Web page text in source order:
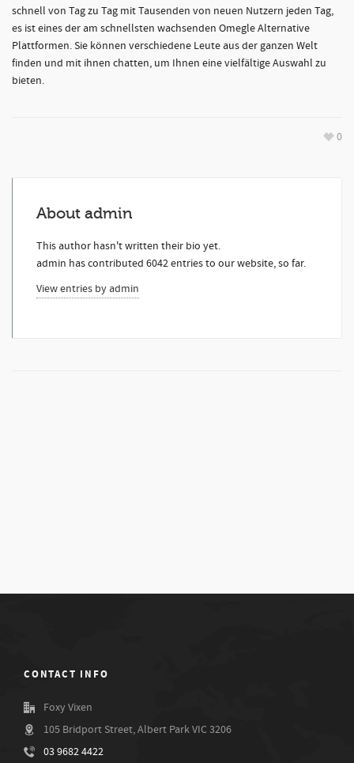
schnell von Tag zu Tag mit Tausenden von neuen Nutzern jeden Tag,
es ist eines der am schnellsten wachsenden Omegle Alternative
Plattformen. Sie können verschiedene Leute aus der ganzen Welt
finden und mit ihnen chatten, um Ihnen eine vielfältige Auswahl zu
bieten.
0
About admin
This author hasn't written their bio yet.
admin has contributed 6042 entries to our website, so far.
View entries by admin
CONTACT INFO
Foxy Vixen
105 Bridport Street, Albert Park VIC 3206
03 9682 4422